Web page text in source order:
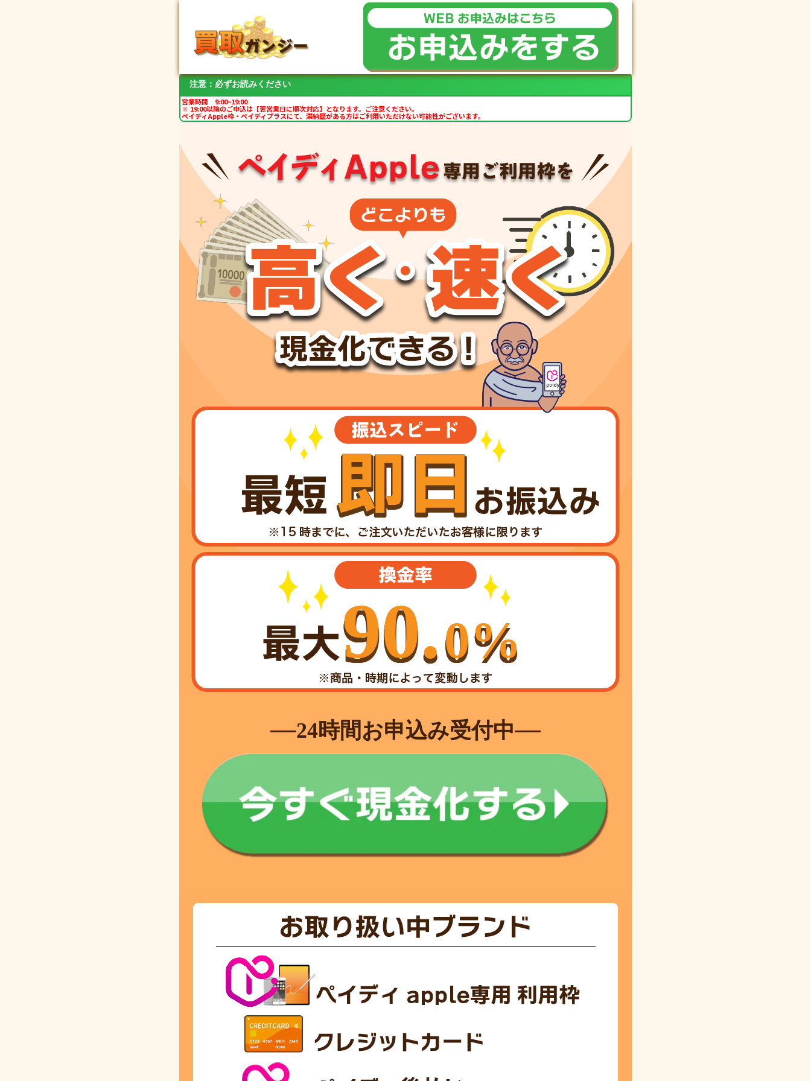
注意：必ずお読みください
営業時間 9:00~19:00
※ 19:00以降のご申込は【翌営業日に順次対応】となります。ご注意ください。
ペイディApple枠・ペイディプラスにて、滞納歴がある方はご利用いただけない可能性がございます。
90.0%
24時間お申込み受付中